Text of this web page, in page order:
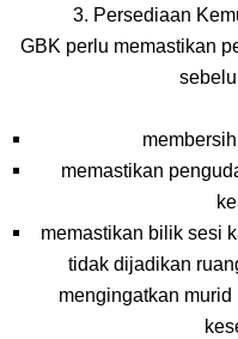
3. Persediaan
GBK perlu memastikan
memastikan
memastikan bilik sesi
tidak dijadikan
mengingatkan